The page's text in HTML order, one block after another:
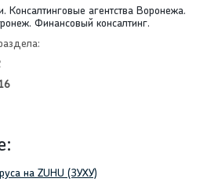
Консалтинговые агентства Воронежа.
Финансовый консалтинг.
на ZUHU (ЗУХУ)